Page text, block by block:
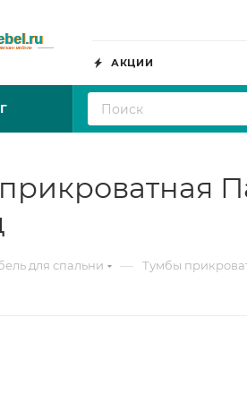
АКЦИИ
для спальни — Тумбы